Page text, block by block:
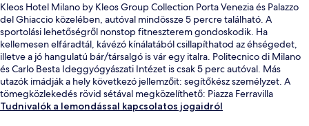
Kleos Hotel Milano by Kleos Group Collection Porta Venezia és Palazzo
del Ghiaccio közelében, autóval mindössze 5 percre található. A
sportolási lehetőségről nonstop fitneszterem gondoskodik. Ha
kellemesen elfáradtál, kávézó kínálatából csillapíthatod az éhségedet,
illetve a jó hangulatú bár/társalgó is vár egy italra. Politecnico di Milano
és Carlo Besta Ideggyógyászati Intézet is csak 5 perc autóval. Más
utazók imádják a hely következó jellemzőit: segítőkész személyzet. A
tömegközlekedés rövid sétával megközelíthető: Piazza Ferravilla
villamosmegálló csak pár lépés, Piazza Aspari villamosmegálló pedig 3
Tudnivalók a lemondással kapcsolatos jogaidról